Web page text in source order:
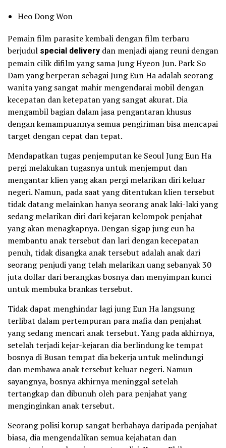
Heo Dong Won
Pemain film parasite kembali dengan film terbaru
berjudul special delivery dan menjadi ajang reuni dengan
pemain cilik difilm yang sama Jung Hyeon Jun. Park So
Dam yang berperan sebagai Jung Eun Ha adalah seorang
wanita yang sangat mahir mengendarai mobil dengan
kecepatan dan ketepatan yang sangat akurat. Dia
mengambil bagian dalam jasa pengantaran khusus
dengan kemampuannya semua pengiriman bisa mencapai
target dengan cepat dan tepat.
Mendapatkan tugas penjemputan ke Seoul Jung Eun Ha
pergi melakukan tugasnya untuk menjemput dan
mengantar klien yang akan pergi melarikan diri keluar
negeri. Namun, pada saat yang ditentukan klien tersebut
tidak datang melainkan hanya seorang anak laki-laki yang
sedang melarikan diri dari kejaran kelompok penjahat
yang akan menagkapnya. Dengan sigap jung eun ha
membantu anak tersebut dan lari dengan kecepatan
penuh, tidak disangka anak tersebut adalah anak dari
seorang penjudi yang telah melarikan uang sebanyak 30
juta dollar dari berangkas bosnya dan menyimpan kunci
untuk membuka brankas tersebut.
Tidak dapat menghindar lagi jung Eun Ha langsung
terlibat dalam pertempuran para mafia dan penjahat
yang sedang mencari anak tersebut. Yang pada akhirnya,
setelah terjadi kejar-kejaran dia berlindung ke tempat
bosnya di Busan tempat dia bekerja untuk melindungi
dan membawa anak tersebut keluar negeri. Namun
sayangnya, bosnya akhirnya meninggal setelah
tertangkap dan dibunuh oleh para penjahat yang
menginginkan anak tersebut.
Seorang polisi korup sangat berbahaya daripada penjahat
biasa, dia mengendalikan semua kejahatan dan